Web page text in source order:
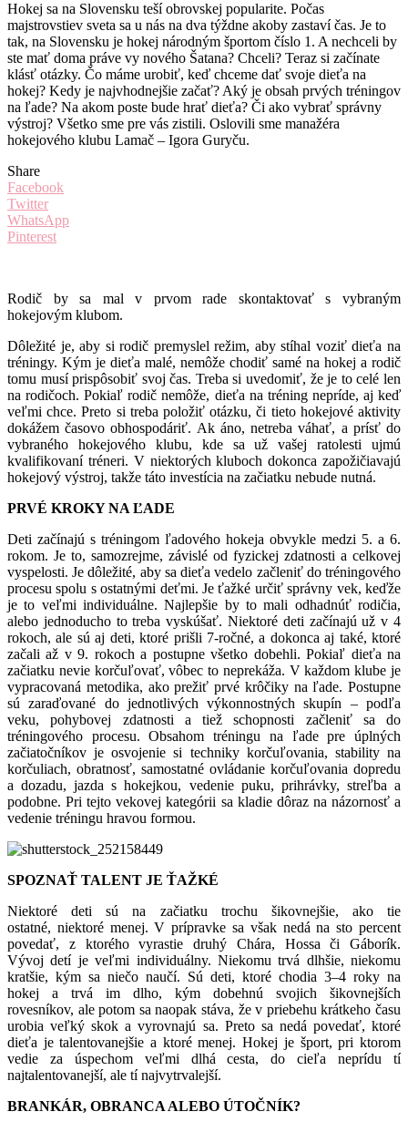
Hokej sa na Slovensku teší obrovskej popularite. Počas
majstrovstiev sveta sa u nás na dva týždne akoby zastaví čas. Je to
tak, na Slovensku je hokej národným športom číslo 1. A nechceli by
ste mať doma práve vy nového Šatana? Chceli? Teraz si začínate
klásť otázky. Čo máme urobiť, keď chceme dať svoje dieťa na
hokej? Kedy je najvhodnejšie začať? Aký je obsah prvých tréningov
na ľade? Na akom poste bude hrať dieťa? Či ako vybrať správny
výstroj? Všetko sme pre vás zistili. Oslovili sme manažéra
hokejového klubu Lamač – Igora Guryču.
Share
Facebook
Twitter
WhatsApp
Pinterest
Rodič by sa mal v prvom rade skontaktovať s vybraným
hokejovým klubom.
Dôležité je, aby si rodič premyslel režim, aby stíhal voziť dieťa na
tréningy. Kým je dieťa malé, nemôže chodiť samé na hokej a rodič
tomu musí prispôsobiť svoj čas. Treba si uvedomiť, že je to celé len
na rodičoch. Pokiaľ rodič nemôže, dieťa na tréning nepríde, aj keď
veľmi chce. Preto si treba položiť otázku, či tieto hokejové aktivity
dokážem časovo obhospodáriť. Ak áno, netreba váhať, a prísť do
vybraného hokejového klubu, kde sa už vašej ratolesti ujmú
kvalifikovaní tréneri. V niektorých kluboch dokonca zapožičiavajú
hokejový výstroj, takže táto investícia na začiatku nebude nutná.
PRVÉ KROKY NA ĽADE
Deti začínajú s tréningom ľadového hokeja obvykle medzi 5. a 6.
rokom. Je to, samozrejme, závislé od fyzickej zdatnosti a celkovej
vyspelosti. Je dôležité, aby sa dieťa vedelo začleniť do tréningového
procesu spolu s ostatnými deťmi. Je ťažké určiť správny vek, keďže
je to veľmi individuálne. Najlepšie by to mali odhadnúť rodičia,
alebo jednoducho to treba vyskúšať. Niektoré deti začínajú už v 4
rokoch, ale sú aj deti, ktoré prišli 7-ročné, a dokonca aj také, ktoré
začali až v 9. rokoch a postupne všetko dobehli. Pokiaľ dieťa na
začiatku nevie korčuľovať, vôbec to neprekáža. V každom klube je
vypracovaná metodika, ako prežiť prvé krôčiky na ľade. Postupne
sú zaraďované do jednotlivých výkonnostných skupín – podľa
veku, pohybovej zdatnosti a tiež schopnosti začleniť sa do
tréningového procesu. Obsahom tréningu na ľade pre úplných
začiatočníkov je osvojenie si techniky korčuľovania, stability na
korčuliach, obratnosť, samostatné ovládanie korčuľovania dopredu
a dozadu, jazda s hokejkou, vedenie puku, prihrávky, streľba a
podobne. Pri tejto vekovej kategórii sa kladie dôraz na názornosť a
vedenie tréningu hravou formou.
SPOZNAŤ TALENT JE ŤAŽKÉ
Niektoré deti sú na začiatku trochu šikovnejšie, ako tie
ostatné, niektoré menej. V prípravke sa však nedá na sto percent
povedať, z ktorého vyrastie druhý Chára, Hossa či Gáborík.
Vývoj detí je veľmi individuálny. Niekomu trvá dlhšie, niekomu
kratšie, kým sa niečo naučí. Sú deti, ktoré chodia 3–4 roky na
hokej a trvá im dlho, kým dobehnú svojich šikovnejších
rovesníkov, ale potom sa naopak stáva, že v priebehu krátkeho času
urobia veľký skok a vyrovnajú sa. Preto sa nedá povedať, ktoré
dieťa je talentovanejšie a ktoré menej. Hokej je šport, pri ktorom
vedie za úspechom veľmi dlhá cesta, do cieľa neprídu tí
najtalentovanejší, ale tí najvytrvalejší.
BRANKÁR, OBRANCA ALEBO ÚTOČNÍK?